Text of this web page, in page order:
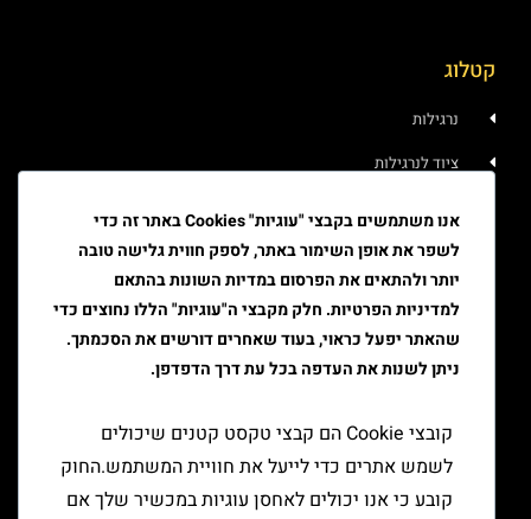
קטלוג
נרגילות
ציוד לנרגילות
טבק
ציוד למעשן
יצירת קשר
אנו משתמשים בקבצי "עוגיות" Cookies באתר זה כדי
לשפר את אופן השימור באתר, לספק חווית גלישה טובה
יותר ולהתאים את הפרסום במדיות השונות בהתאם
למדיניות הפרטיות. חלק מקבצי ה"עוגיות" הללו נחוצים כדי
שהאתר יפעל כראוי, בעוד שאחרים דורשים את הסכמתך.
ניתן לשנות את העדפה בכל עת דרך הדפדפן.
קובצי Cookie הם קבצי טקסט קטנים שיכולים
לשמש אתרים כדי לייעל את חוויית המשתמש.החוק
קובע כי אנו יכולים לאחסן עוגיות במכשיר שלך אם